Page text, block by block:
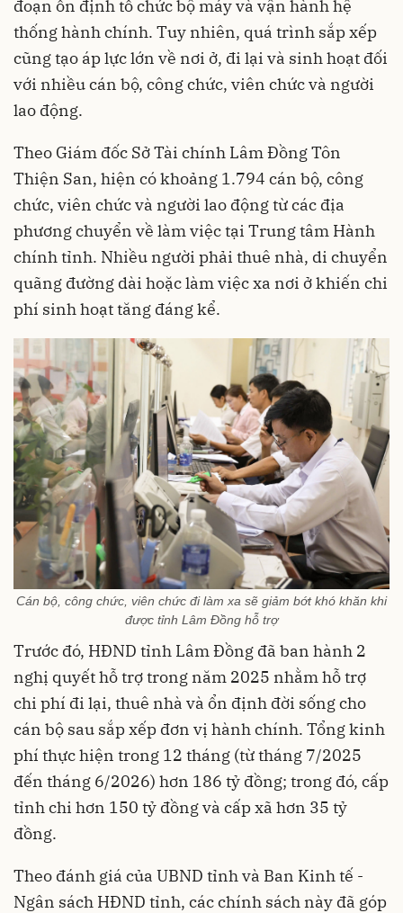
đoạn ổn định tổ chức bộ máy và vận hành hệ
thống hành chính. Tuy nhiên, quá trình sắp xếp
cũng tạo áp lực lớn về nơi ở, đi lại và sinh hoạt đối
với nhiều cán bộ, công chức, viên chức và người
lao động.
Theo Giám đốc Sở Tài chính Lâm Đồng Tôn
Thiện San, hiện có khoảng 1.794 cán bộ, công
chức, viên chức và người lao động từ các địa
phương chuyển về làm việc tại Trung tâm Hành
chính tỉnh. Nhiều người phải thuê nhà, di chuyển
quãng đường dài hoặc làm việc xa nơi ở khiến chi
phí sinh hoạt tăng đáng kể.
Cán bộ, công chức, viên chức đi làm xa sẽ giảm bớt khó khăn khi
được tỉnh Lâm Đồng hỗ trợ
Trước đó, HĐND tỉnh Lâm Đồng đã ban hành 2
nghị quyết hỗ trợ trong năm 2025 nhằm hỗ trợ
chi phí đi lại, thuê nhà và ổn định đời sống cho
cán bộ sau sắp xếp đơn vị hành chính. Tổng kinh
phí thực hiện trong 12 tháng (từ tháng 7/2025
đến tháng 6/2026) hơn 186 tỷ đồng; trong đó, cấp
tỉnh chi hơn 150 tỷ đồng và cấp xã hơn 35 tỷ
đồng.
Theo đánh giá của UBND tỉnh và Ban Kinh tế -
Ngân sách HĐND tỉnh, các chính sách này đã góp